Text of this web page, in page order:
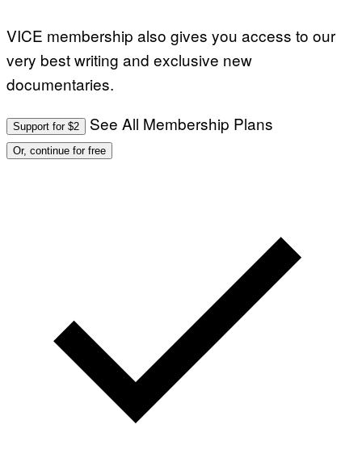
VICE membership also gives you access to our
very best writing and exclusive new
documentaries.
Support for $2 See All Membership Plans
Or, continue for free